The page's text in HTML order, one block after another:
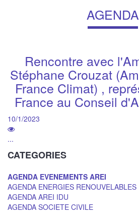
AGENDA
Rencontre avec
Stéphane Crouzat
France Climat) ,
France au Conseil
10/1/2023
...
CATEGORIES
AGENDA EVENEMENTS AREI
AGENDA ENERGIES RENOUVELABLES
AGENDA AREI IDU
AGENDA SOCIETE CIVILE